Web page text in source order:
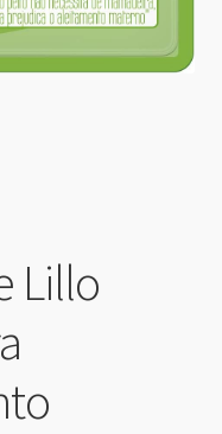
Lillo